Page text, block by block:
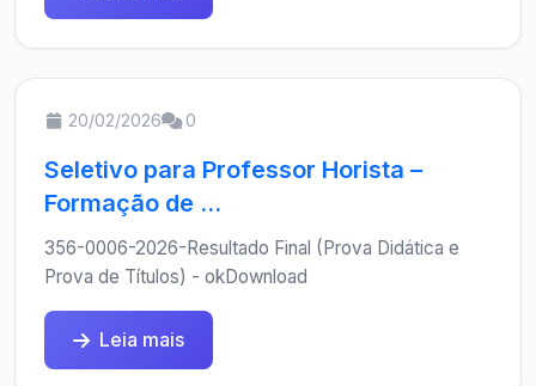
20/02/2026 0
Seletivo para Professor Horista –
Formação de ...
356-0006-2026-Resultado Final (Prova Didática e
Prova de Títulos) - okDownload
Leia mais